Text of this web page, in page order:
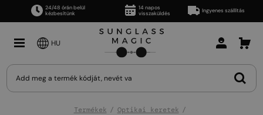
24/48 órán belül
kézbesítünk
14 napos
visszaküldés
Ingyenes szállítás
HU
Termékek Optikai keretek